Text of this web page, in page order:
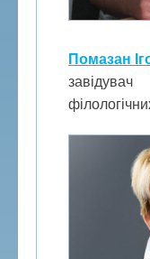
Помазан